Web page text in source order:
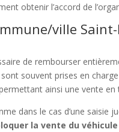
obtenir l’accord de
ville
de rembourser
souvent prises en
ainsi une vente en
dans le cas d’une saisie
la vente du